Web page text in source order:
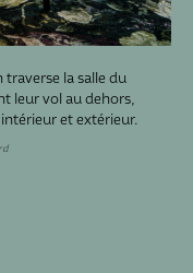
traverse la salle du
leur vol au dehors,
et extérieur.